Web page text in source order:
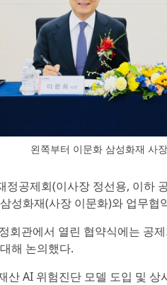
왼쪽부터 이문화 삼성화재 사
정공제회(이사장 정선용, 이하
성화재(사장 이문화)와 업무협
회관에서 열린 협약식에는 공
해 논의했다.
산 AI 위험진단 모델 도입 및